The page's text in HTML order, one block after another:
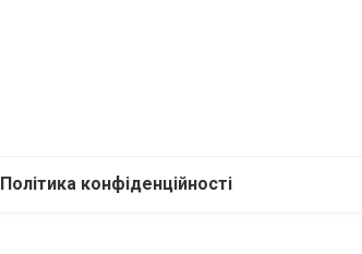
Політика конфіденційності